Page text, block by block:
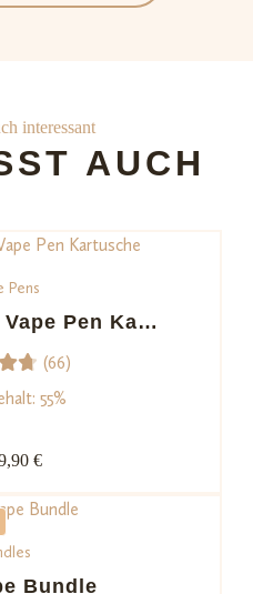
interessant
AUCH
Pens
Pen Ka…
(66)
55%
€
Bundle